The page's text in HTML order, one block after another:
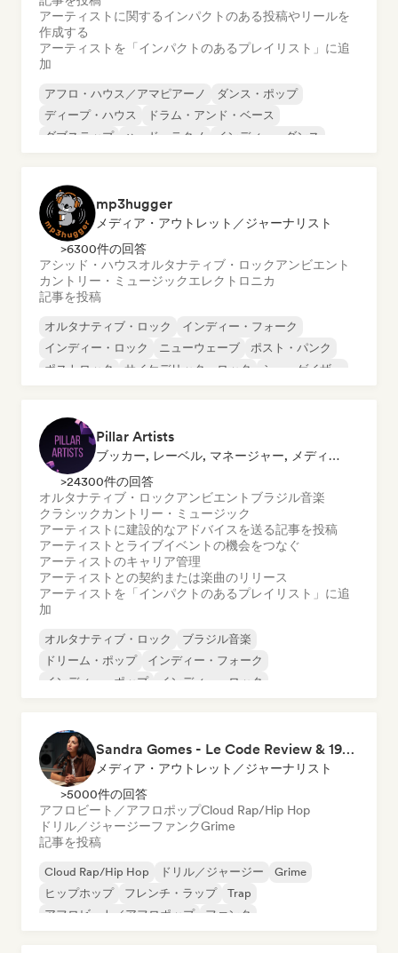
アーティストに関するインパクトのある投稿やリールを
作成する
アーティストを「インパクトのあるプレイリスト」に追
加
アフロ・ハウス／アマピアーノ
ダンス・ポップ
ディープ・ハウス
ドラム・アンド・ベース
ダブステップ
ハード・テクノ
インディー・ダンス
mp3hugger
メディア・アウトレット／ジャーナリスト
>6300件の回答
アシッド・ハウスオルタナティブ・ロックアンビエント
カントリー・ミュージックエレクトロニカ
記事を投稿
オルタナティブ・ロック
インディー・フォーク
インディー・ロック
ニューウェーブ
ポスト・パンク
ポストロック
サイケデリック・ロック シューゲイザー
Pillar Artists
ブッカー, レーベル, マネージャー, メディア・アウトレット／ジャーナリスト, メンター, プレイリスト・キュレーター
>24300件の回答
オルタナティブ・ロックアンビエント ブラジル音楽
クラシック カントリー・ミュージック
アーティストに建設的なアドバイスを送る記事を投稿
アーティストとライブイベントの機会をつなぐ
アーティストのキャリア管理
アーティストとの契約または楽曲のリリース
アーティストを「インパクトのあるプレイリスト」に追
加
オルタナティブ・ロック
ブラジル音楽
ドリーム・ポップ
インディー・フォーク
インディー・ポップ
インディー・ロック
Sandra Gomes - Le Code Review & 1993initiales
メディア・アウトレット／ジャーナリスト
>5000件の回答
アフロビート／アフロポップCloud Rap/Hip Hop
ドリル／ジャージーファンクGrime
記事を投稿
Cloud Rap/Hip Hop ドリル／ジャージー
Grime
ヒップホップ
フレンチ・ラップ
Trap
アフロビート／アフロポップ
ファンク